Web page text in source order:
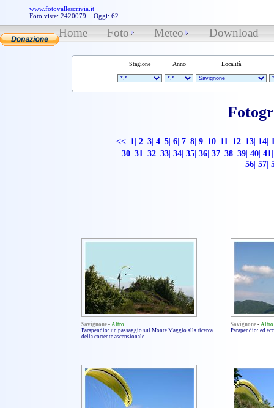
www.fotovallescrivia.it
Foto viste: 2420079 Oggi: 62
Home Foto Meteo Download
Stagione Anno Località
<< 1 2 3 4 5 6 7 8 9 10 11 12 13 14
30| 31| 32| 33| 34| 35| 36| 37| 38| 39| 40| 41|
56 57
Savignone - Altro
Parapendio: un passaggio sul Monte Maggio alla ricerca
della corrente ascensionale
Savignone - Altro
Parapendio: ed